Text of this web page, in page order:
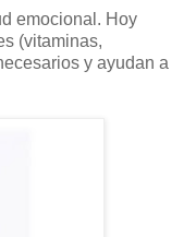
emocional. Hoy
(vitaminas,
y ayudan a